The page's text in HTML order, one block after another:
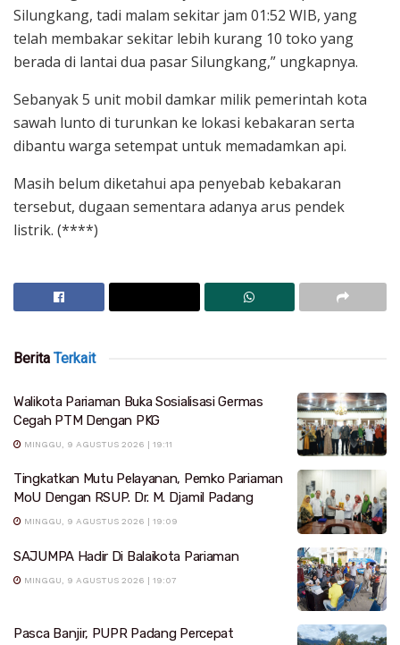
Silungkang, tadi malam sekitar jam 01:52 WIB, yang
telah membakar sekitar lebih kurang 10 toko yang
berada di lantai dua pasar Silungkang,” ungkapnya.
Sebanyak 5 unit mobil damkar milik pemerintah kota
sawah lunto di turunkan ke lokasi kebakaran serta
dibantu warga setempat untuk memadamkan api.
Masih belum diketahui apa penyebab kebakaran
tersebut, dugaan sementara adanya arus pendek
listrik. (****)
Berita Terkait
Walikota Pariaman Buka Sosialisasi Germas
Cegah PTM Dengan PKG
MINGGU, 9 AGUSTUS 2026 | 19:11
Tingkatkan Mutu Pelayanan, Pemko Pariaman
MoU Dengan RSUP. Dr. M. Djamil Padang
MINGGU, 9 AGUSTUS 2026 | 19:09
SAJUMPA Hadir Di Balaikota Pariaman
MINGGU, 9 AGUSTUS 2026 | 19:07
Pasca Banjir, PUPR Padang Percepat